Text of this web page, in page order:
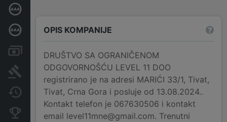
Dubinska bonitetna ocjena
Računi i blokade
Arhiva sudskih objava
Promjene
Konkurentne kompanije
OPIS KOMPANIJE
DRUŠTVO SA OGRANIČENOM
ODGOVORNOŠĆU LEVEL 11 DOO
registrirano je na adresi MARIĆI 33/1, Tivat,
Tivat, Crna Gora i posluje od 13.08.2024..
Kontakt telefon je 067630506 i kontakt
email level11mne@gmail.com. Trenutni